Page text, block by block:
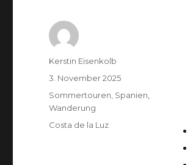
Autor
Kerstin Eisenkolb
Veröffentlicht
3. November 2025
Kategorien
Sommertouren Spanien
Wanderung
Schlagwörter
Costa de la Luz